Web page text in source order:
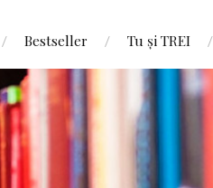
Bestseller Tu și TREI